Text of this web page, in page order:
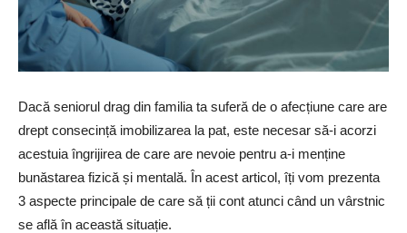
Dacă seniorul drag din familia ta suferă de o afecțiune care are
drept consecință imobilizarea la pat, este necesar să-i acorzi
acestuia îngrijirea de care are nevoie pentru a-i menține
bunăstarea fizică și mentală. În acest articol, îți vom prezenta
3 aspecte principale de care să ții cont atunci când un vârstnic
se află în această situație.